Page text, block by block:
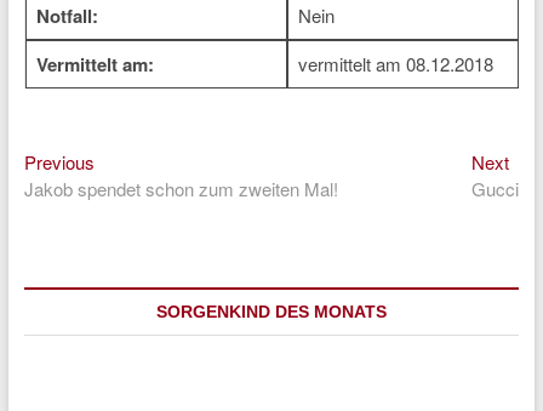
Notfall: Nein
Vermittelt am: vermittelt am 08.12.2018
Beitragsnavigation
PreviousPrevious
post:
Jakob spendet schon zum zweiten Mal!
Next
Gucci
SORGENKIND DES MONATS